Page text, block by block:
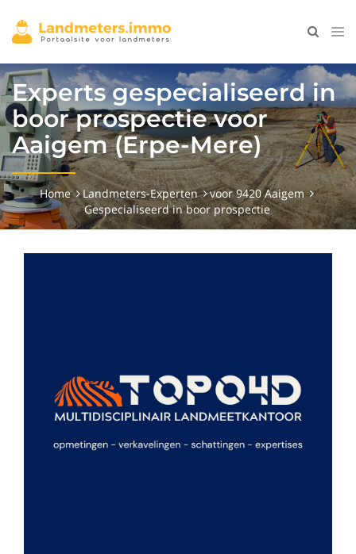
Experts gespecialiseerd in
boor prospectie voor
Aaigem (Erpe-Mere)
Home Landmeters-Experten
voor 9420 Aaigem
Gespecialiseerd in boor prospectie